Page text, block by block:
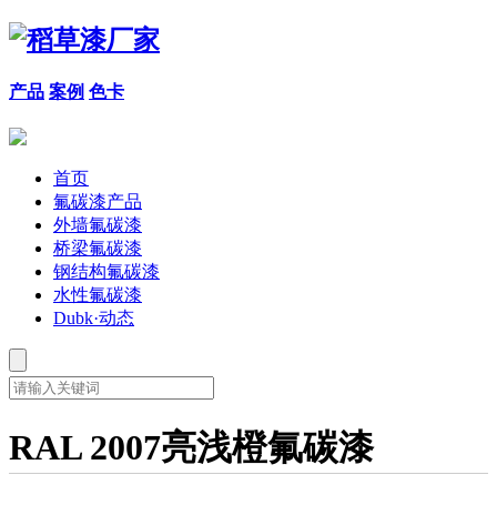
产品 案例 色卡
首页
氟碳漆产品
外墙氟碳漆
桥梁氟碳漆
钢结构氟碳漆
水性氟碳漆
Dubk·动态
RAL 2007亮浅橙氟碳漆